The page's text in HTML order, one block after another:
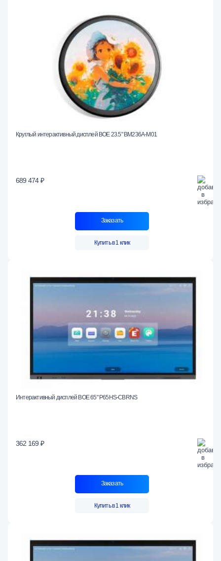
Круглый интерактивный дисплей BOE 23.5" BM236A-M01
689 474 ₽
Заказать
Купить в 1 клик
Интерактивный дисплей BOE 65" P65HS-CBRNS
362 169 ₽
Заказать
Купить в 1 клик